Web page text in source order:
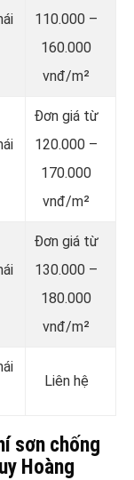
110.000 –
160.000
vnđ/m²
Đơn giá từ
120.000 –
170.000
vnđ/m²
Đơn giá từ
130.000 –
180.000
vnđ/m²
Liên hệ
sơn chống
Hoàng